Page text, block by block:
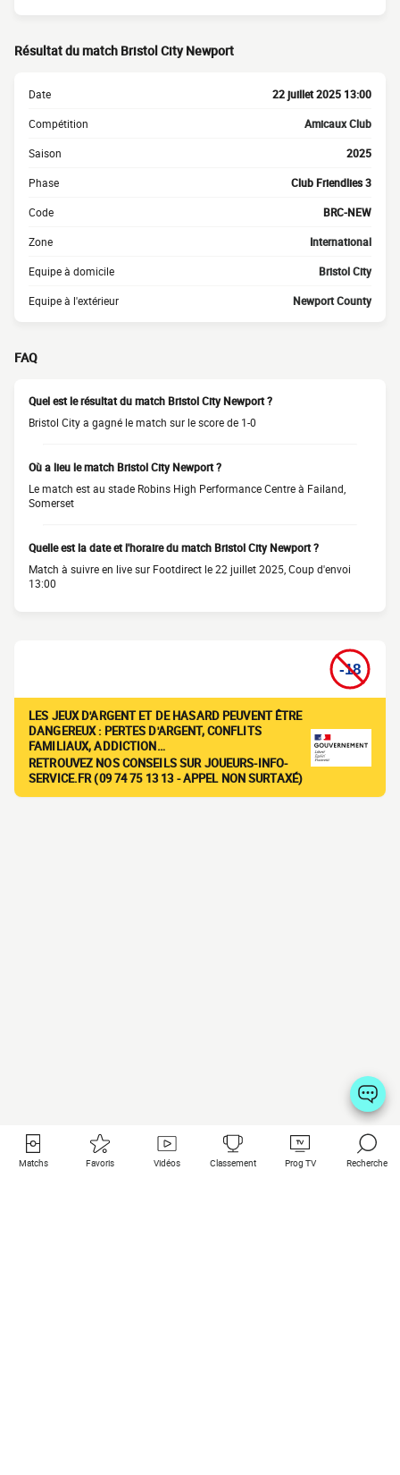
Résultat du match Bristol City Newport
Date 22 juillet 2025 13:00
Compétition Amicaux Club
Saison 2025
Phase Club Friendlies 3
Code BRC-NEW
Zone International
Equipe à domicile Bristol City
Equipe à l'extérieur Newport County
FAQ
Quel est le résultat du match Bristol City Newport ?
Bristol City a gagné le match sur le score de 1-0
Où a lieu le match Bristol City Newport ?
Le match est au stade Robins High Performance Centre à Failand,
Somerset
Quelle est la date et l'horaire du match Bristol City Newport ?
Match à suivre en live sur Footdirect le 22 juillet 2025, Coup d'envoi
13:00
LES JEUX D'ARGENT ET DE HASARD PEUVENT ÊTRE
DANGEREUX : PERTES D'ARGENT, CONFLITS
FAMILIAUX, ADDICTION…
RETROUVEZ NOS CONSEILS SUR JOUEURS-INFO-
SERVICE.FR (09 74 75 13 13 - APPEL NON SURTAXÉ)
Matchs Favoris Vidéos Classement Prog TV Recherche